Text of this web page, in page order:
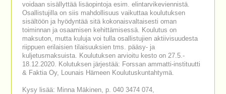
voidaan sisällyttää lisäopintoja esim. elintarvikeviennistä.
Osallistujilla on siis mahdollisuus vaikuttaa koulutuksen
sisältöön ja hyödyntää sitä kokonaisvaltaisesti oman
toiminnan ja osaamisen kehittämisessä. Koulutus on
maksuton, mutta kuluja voi tulla osallistujien aktiivisuudesta
riippuen erilaisien tilaisuuksien tms. pääsy- ja
kuljetusmaksuista. Koulutuksen arvioitu kesto on 27.5.-
18.12.2020. Kolutuksen järjestää: Forssan ammatti-instituutti
& Faktia Oy, Lounais Hämeen Koulutuskuntahtymä.
Kysy lisää: Minna Mäkinen, p. 040 3474 074,